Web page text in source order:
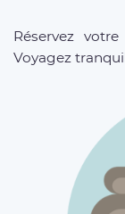
Réservez
Voyagez